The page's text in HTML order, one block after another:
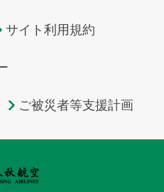
サイト利用規約
ご被災者等支援計画